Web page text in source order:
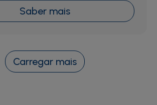
Saber mais
Carregar mais